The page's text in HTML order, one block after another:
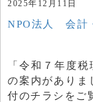
2025年12月11日
NPO法人 会計
「令和７年度
の案内がありま
付のチラシをご